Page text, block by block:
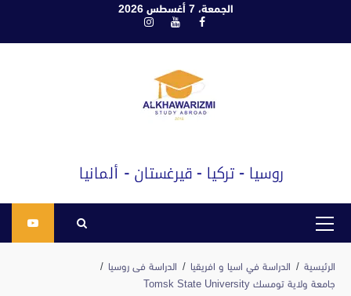
الجمعة، 7 أغسطس 2026
فيسبوكيوتيوبانستغرام
القائمة
الرئيسية الدراسة في اسيا و افريقيا
الدراسة فى روسيا
جامعة ولاية تومسك Tomsk State University